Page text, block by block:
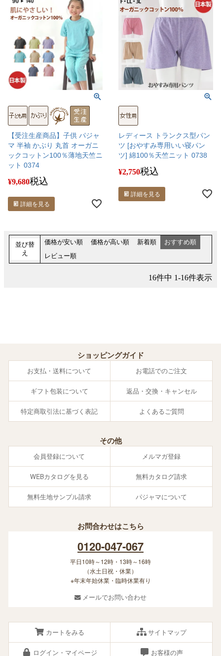
【受注生産商品】子供 パジャ
マ 半袖 かぶり 丸首 オーガニ
ックコットン100％薄地天竺ニ
ット 0374
¥9,680税込
詳細を見る
レディース トランクス型パン
ツ [おやすみ専用いい寝パン
ツ] 綿100％天竺ニット 0738
¥2,750税込
詳細を見る
並び替
え
価格が安い順 価格が高い順 新着順
おすすめ順
レビュー順
16件中 1-16件表示
ショッピングガイド
お支払・送料について お電話でのご注文
ギフト包装について 返品・交換・キャンセル
特定商取引法に基づく表記 よくあるご質問
その他
会員登録について メルマガ登録
WEBカタログを見る 無料カタログ請求
無料生地サンプル請求 パジャマについて
お問合わせはこちら
0120-047-067
平日10時～12時・13時～16時
（水土日祝・休業）
※年末年始休業・臨時休業有り
メールでお問い合わせ
カートをみる サイトマップ
ログイン・マイページ お客様の声